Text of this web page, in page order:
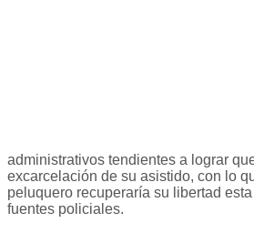
administrativos tendientes a lograr
excarcelación de su asistido, con lo
peluquero recuperaría su libertad
fuentes policiales.